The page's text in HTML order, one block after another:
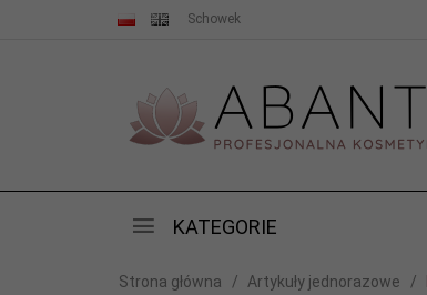
Schowek
KATEGORIE
Strona główna Artykuły jednorazowe